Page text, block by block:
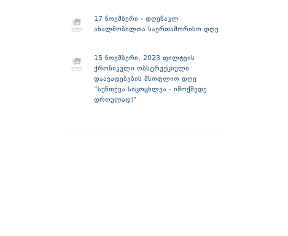
17 ნოემბერი - დღენაკლ
ახალშობილთა საერთაშორისო დღე
15 ნოემბერი, 2023 ფილტვის
ქრონიკული ობსტრუქციული
დაავადებების მსოფლიო დღე
“სუნთქვა სიცოცხლეა - იმოქმედე
დროულად!”